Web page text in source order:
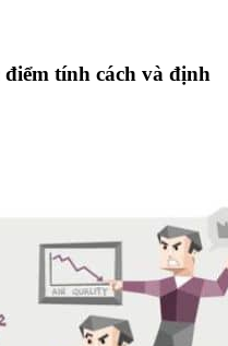
tính cách và định